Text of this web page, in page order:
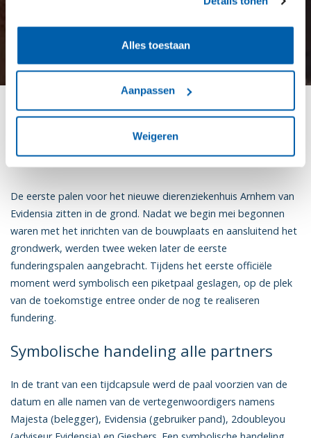
Alles toestaan
Aanpassen
Weigeren
Eerste palen dierenziekenhuis
Evidensia in de grond
De eerste palen voor het nieuwe dierenziekenhuis Arnhem van
Evidensia zitten in de grond. Nadat we begin mei begonnen
waren met het inrichten van de bouwplaats en aansluitend het
grondwerk, werden twee weken later de eerste
funderingspalen aangebracht. Tijdens het eerste officiële
moment werd symbolisch een piketpaal geslagen, op de plek
van de toekomstige entree onder de nog te realiseren
fundering.
Symbolische handeling alle partners
In de trant van een tijdcapsule werd de paal voorzien van de
datum en alle namen van de vertegenwoordigers namens
Majesta (belegger), Evidensia (gebruiker pand), 2doubleyou